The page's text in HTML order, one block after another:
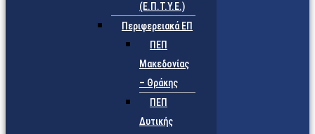
(Ε.Π.Τ.Υ.Ε.)
Περιφερειακά ΕΠ
ΠΕΠ
Μακεδονίας
– Θράκης
ΠΕΠ
Δυτικής